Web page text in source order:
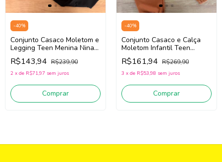
-40%
Conjunto Casaco Moletom e
Legging Teen Menina Nina
Go! 2261045 (Azul/Preto)
R$143,94 R$239,90
2 x de R$71,97 sem juros
Comprar
-40%
Conjunto Casaco e Calça
Moletom Infantil Teen
Menina Nina Go! 2261041
(Marrom(
R$161,94 R$269,90
3 x de R$53,98 sem juros
Comprar